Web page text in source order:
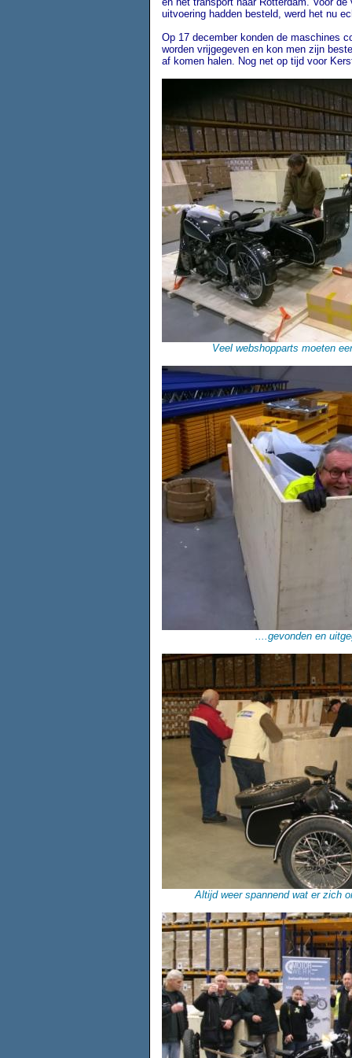
uitvoering hadden besteld, werd het nu
Op 17 december konden de maschines
worden vrijgegeven en kon men zijn
af komen halen. Nog net op tijd voor
Veel webshopparts moeten
....gevonden en
Altijd weer spannend wat er zich